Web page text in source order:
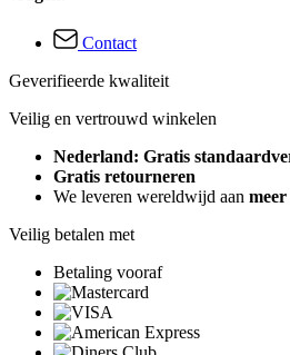
Contact
Geverifieerde kwaliteit
Veilig en vertrouwd winkelen
Nederland: Gratis
Gratis retourneren
We leveren wereldwijd aan
Veilig betalen met
Betaling vooraf